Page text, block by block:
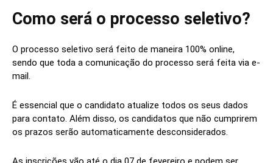
Como será o processo seletivo?
O processo seletivo será feito de maneira 100% online,
sendo que toda a comunicação do processo será feita via e-
mail.
É essencial que o candidato atualize todos os seus dados
para contato. Além disso, os candidatos que não cumprirem
os prazos serão automaticamente desconsiderados.